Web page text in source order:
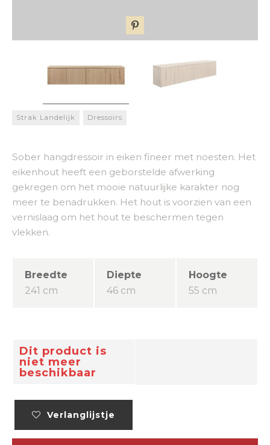
Strak Landelijk Dressoirs
Sober hangdressoir in eiken fineer met noesten. Het
eikenhout heeft een geborstelde afwerking
gekregen om het mooie natuurlijke karakter nog
meer te benadrukken. Het hout is voorzien van een
vernislaag om het hout te beschermen tegen
vlekken.
Breedte
241 cm
Diepte
46 cm
Hoogte
55 cm
Dit product is
niet meer
beschikbaar
Verlanglijstje